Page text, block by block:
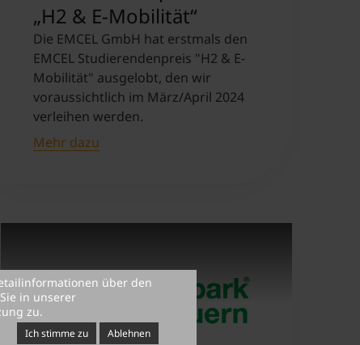
„H2 & E-Mobilität“
Die EMCEL GmbH hat erstmals den
EMCEL Studierendenpreis "H2 & E-
Mobilität" ausgelobt, den wir
voraussichtlich im März/April 2024
verleihen werden.
Mehr dazu
über den
in unserer
zu.
Ich stimme zu Ablehnen